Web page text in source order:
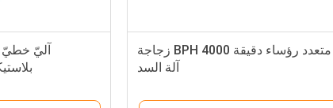
آليّ خطيّ
متعدد رؤساء دقيقة 4000 BPH زجاجة
آلة السد